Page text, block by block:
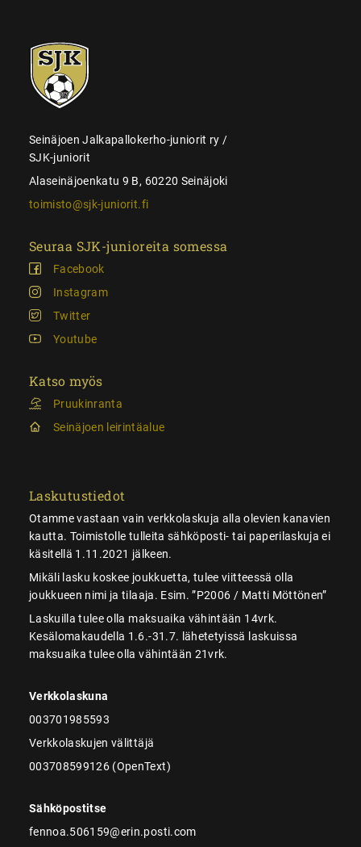
SJK-
juniorit
Seinäjoen Jalkapallokerho-juniorit ry /
SJK-juniorit
Alaseinäjoenkatu 9 B, 60220 Seinäjoki
toimisto@sjk-juniorit.fi
Seuraa SJK-junioreita somessa
Facebook
Instagram
Twitter
Youtube
Katso myös
Pruukinranta
Seinäjoen leirintäalue
Laskutustiedot
Otamme vastaan vain verkkolaskuja alla olevien kanavien
kautta. Toimistolle tulleita sähköposti- tai paperilaskuja ei
käsitellä 1.11.2021 jälkeen.
Mikäli lasku koskee joukkuetta, tulee viitteessä olla
joukkueen nimi ja tilaaja. Esim. ”P2006 / Matti Möttönen”
Laskuilla tulee olla maksuaika vähintään 14vrk.
Kesälomakaudella 1.6.-31.7. lähetetyissä laskuissa
maksuaika tulee olla vähintään 21vrk.
Verkkolaskuna
003701985593
Verkkolaskujen välittäjä
003708599126 (OpenText)
Sähköpostitse
fennoa.506159@erin.posti.com